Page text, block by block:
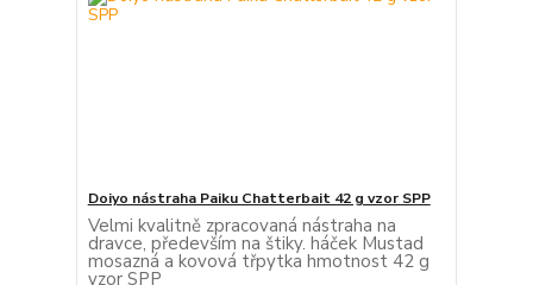
Doiyo nástraha Paiku Chatterbait 42 g vzor SPP
Velmi kvalitně zpracovaná nástraha na
dravce, především na štiky. háček Mustad
mosazná a kovová třpytka hmotnost 42 g
vzor SPP